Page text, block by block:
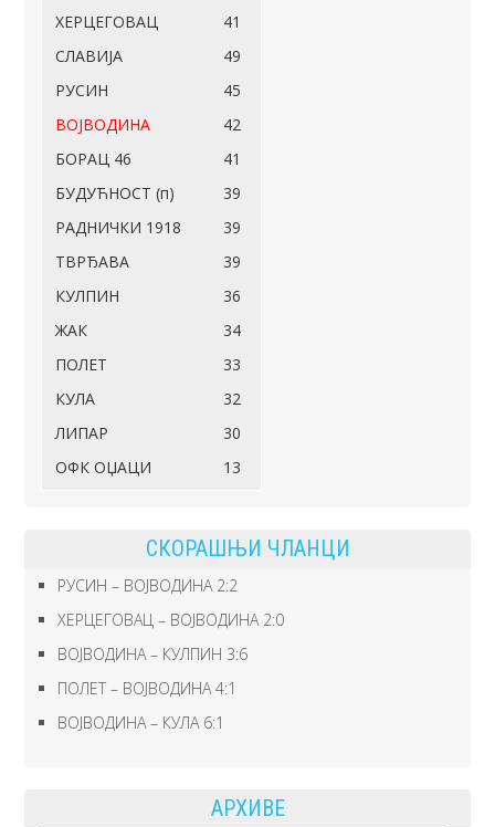
ХЕРЦЕГОВАЦ
41
СЛАВИЈА
49
РУСИН
45
ВОЈВОДИНА
42
БОРАЦ 46
41
БУДУЋНОСТ (п)
39
РАДНИЧКИ 1918
39
ТВРЂАВА
39
КУЛПИН
36
ЖАК
34
ПОЛЕТ
33
КУЛА
32
ЛИПАР
30
ОФК ОЏАЦИ
13
СКОРАШЊИ ЧЛАНЦИ
РУСИН – ВОЈВОДИНА 2:2
ХЕРЦЕГОВАЦ – ВОЈВОДИНА 2:0
ВОЈВОДИНА – КУЛПИН 3:6
ПОЛЕТ – ВОЈВОДИНА 4:1
ВОЈВОДИНА – КУЛА 6:1
АРХИВЕ